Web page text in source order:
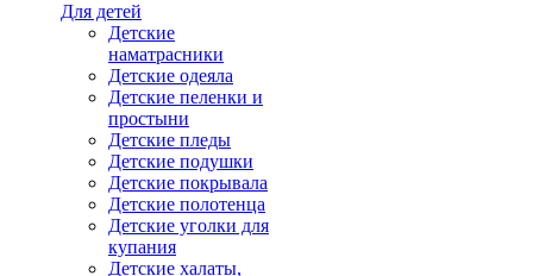
Для детей
Детские
наматрасники
Детские одеяла
Детские пеленки и
простыни
Детские пледы
Детские подушки
Детские покрывала
Детские полотенца
Детские уголки для
купания
Детские халаты,